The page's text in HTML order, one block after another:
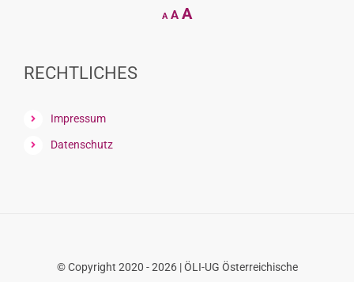
A
Decrease
font
A Reset
AIncrease
RECHTLICHES
Impressum
Datenschutz
© Copyright 2020 - 2026 | ÖLI-UG Österreichische